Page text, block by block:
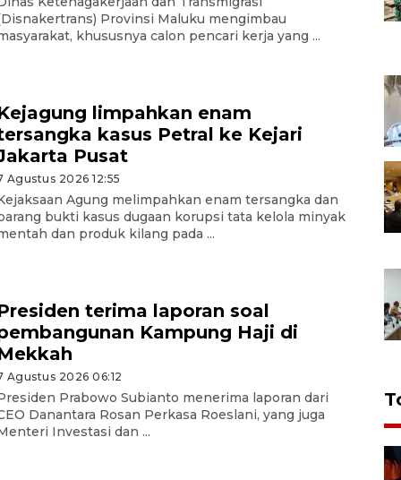
Provinsi Maluku mengimbau
khususnya calon pencari kerja yang ...
limpahkan enam
kasus Petral ke Kejari
Pusat
Agustus 2026 12:55
Agung melimpahkan enam tersangka dan
bukti kasus dugaan korupsi tata kelola minyak
dan produk kilang pada ...
terima laporan soal
Kampung Haji di
Agustus 2026 06:12
Prabowo Subianto menerima laporan dari
Danantara Rosan Perkasa Roeslani, yang juga
Investasi dan ...